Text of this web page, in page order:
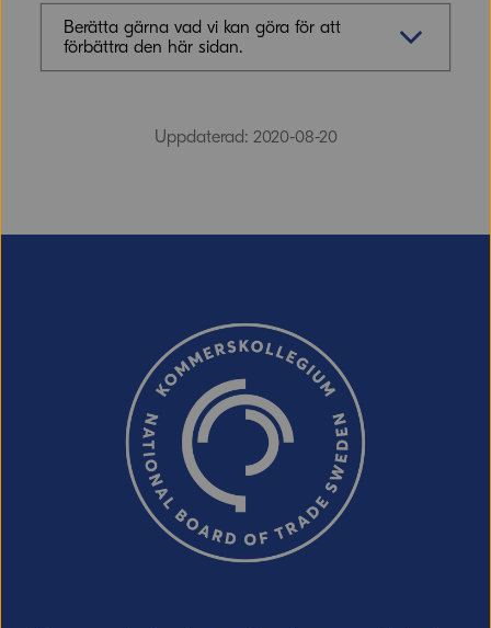
Berätta gärna vad vi kan göra för att
förbättra den här sidan.
Ordverifiering Uppdatera captcha
Uppdaterad: 2020-08-20